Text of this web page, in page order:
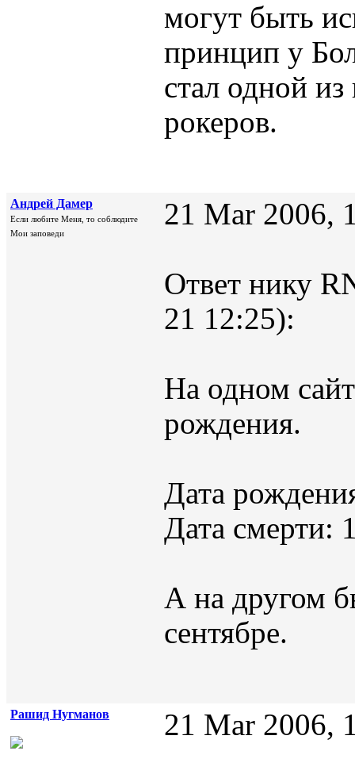
могут быть
принцип у
стал одной
рокеров.
Андрей Дамер
Если любите Меня, то соблюдите
Мои заповеди
21 Mar 2006,
Ответ нику
21 12:25):
На одном
рождения.
Дата
Дата смерти:
А на другом
сентябре.
Рашид Нугманов 21 Mar 2006,